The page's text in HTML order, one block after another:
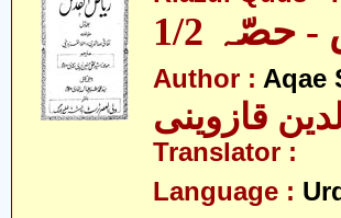
- حصّہ
Author : Aqae
Translator :
Language :